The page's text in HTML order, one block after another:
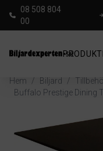
08 508 804
00
Hem / Biljard /
Buffalo Prestige Dining